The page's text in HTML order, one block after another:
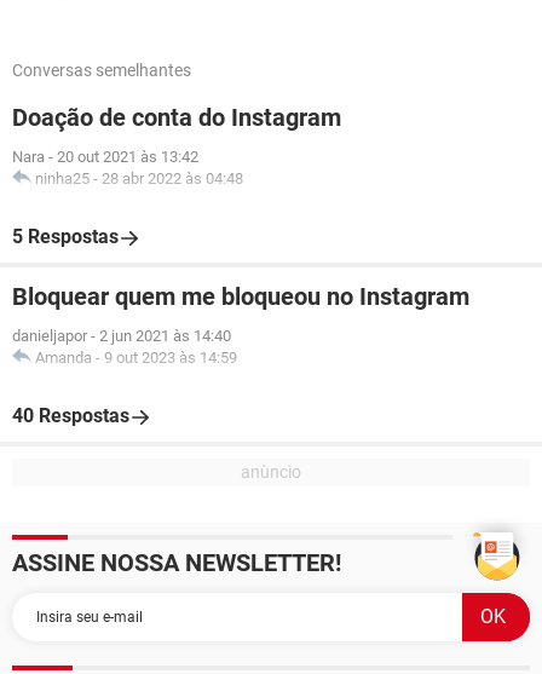
Conversas semelhantes
Doação de conta do Instagram
Nara - 20 out 2021 às 13:42
ninha25 - 28 abr 2022 às 04:48
5 Respostas
Bloquear quem me bloqueou no Instagram
danieljapor - 2 jun 2021 às 14:40
Amanda - 9 out 2023 às 14:59
40 Respostas
ASSINE NOSSA NEWSLETTER!